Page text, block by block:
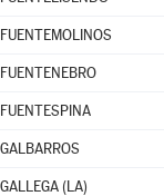
FUENTEMOLINOS
FUENTENEBRO
FUENTESPINA
GALBARROS
GALLEGA (LA)